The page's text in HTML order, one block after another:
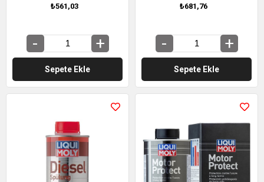
₺561,03
Sepete Ekle
₺681,76
Sepete Ekle